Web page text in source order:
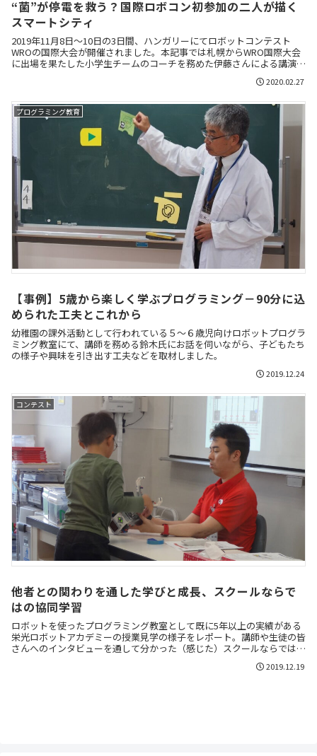
“菌”が停電を救う？国際ロボコン初参加の二人が描く
スマートシティ
2019年11月8日～10日の3日間、ハンガリーにてロボットコンテスト
WROの国際大会が開催されました。本記事では札幌からWRO国際大会
に出場を果たした小学生チームのコーチを務めた伊藤さんによる講演の
2020.02.27
プログラミング教育
【事例】5歳から楽しく学ぶプログラミング－90分に込
められた工夫とこれから
幼稚園の課外活動として行われている５～６歳児向けロボットプログラ
ミング教室にて、講師を務める鈴木氏にお話を伺いながら、子どもたち
の様子や興味を引き出す工夫などを取材しました。
2019.12.24
コンテスト
他者との関わりを通した学びと成長、スクールならで
はの協同学習
ロボットを使ったプログラミング教室として既に5年以上の実績がある
栄光ロボットアカデミーの授業見学の様子をレポート。講師や生徒の皆
さんへのインタビューを通して分かった（感じた）スクールならではの
2019.12.19